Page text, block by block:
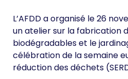
L’AFDD a organisé le 26
un atelier sur la fabrication
biodégradables et le
célébration de la semaine
réduction des déchets